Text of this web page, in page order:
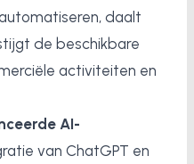
daalt
de beschikbare
activiteiten en
AI-
van ChatGPT en